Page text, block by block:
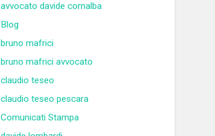
avvocato davide cornalba
Blog
bruno mafrici
bruno mafrici avvocato
claudio teseo
claudio teseo pescara
Comunicati Stampa